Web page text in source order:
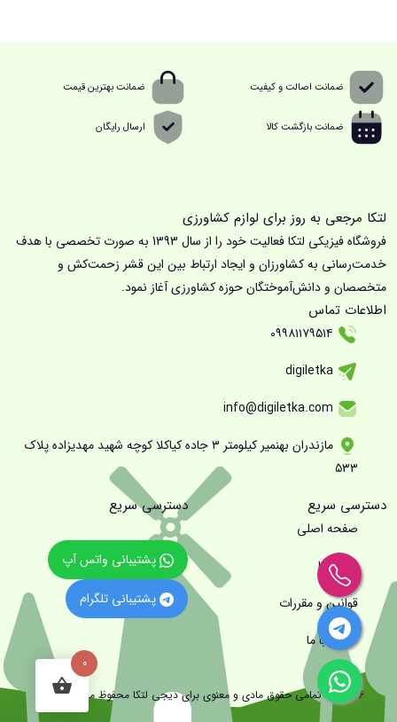
ضمانت اصالت و کیفیت ضمانت بهترین قیمت
ضمانت بازگشت کالا ارسال رایگان
لتکا مرجعی به روز برای لوازم کشاورزی
فروشگاه فیزیکی لتکا فعالیت خود را از سال 1393 به صورت تخصصی با هدف
خدمت‌رسانی به کشاورزان و ایجاد ارتباط بین این قشر زحمت‌کش و
متخصصان و دانش‌آموختگان حوزه کشاورزی آغاز نمود.
اطلاعات تماس
مازندران بهنمیر کیلومتر ۳ جاده کیاکلا کوچه شهید مهدیزاده پلاک
۵۳۳
دسترسی سریع
صفحه اصلی
درباره ما
قوانین و مقررات
تماس با ما
دسترسی سریع
2026 © - تمامی حقوق مادی و معنوی برای دیجی لتکا محفوظ می باشد.
0